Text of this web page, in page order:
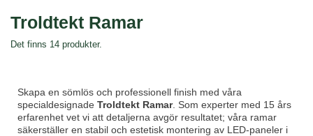
Troldtekt Ramar
Det finns 14 produkter.
Skapa en sömlös och professionell finish med våra
specialdesignade Troldtekt Ramar. Som experter med 15 års
erfarenhet vet vi att detaljerna avgör resultatet; våra ramar
säkerställer en stabil och estetisk montering av LED-paneler i